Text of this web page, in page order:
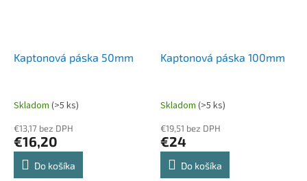
Kaptonová páska 50mm
Skladom (>5 ks)
€13,17 bez DPH
€16,20
Do košíka
Kaptonová páska 100mm
Skladom (>5 ks)
€19,51 bez DPH
€24
Do košíka